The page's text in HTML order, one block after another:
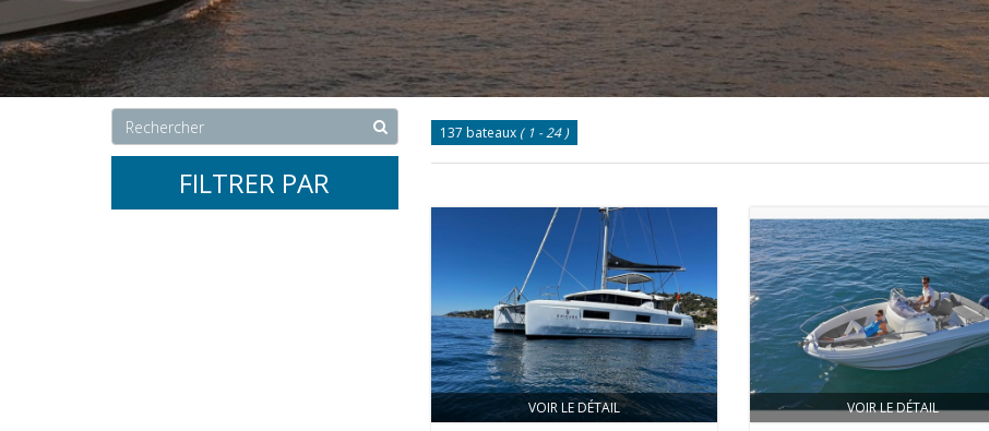
FILTRER PAR
137 bateaux ( 1 - 24 )
VOIR LE DÉTAIL VOIR LE DÉTAIL